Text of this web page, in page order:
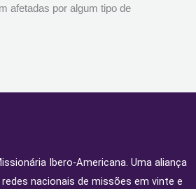
afetadas por algum tipo de
Ibero-Americana. Uma aliança
nacionais de missões em vinte e